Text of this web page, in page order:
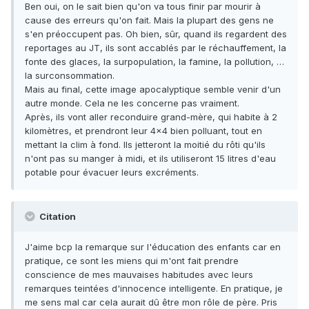
Ben oui, on le sait bien qu'on va tous finir par mourir à
cause des erreurs qu'on fait. Mais la plupart des gens ne
s'en préoccupent pas. Oh bien, sûr, quand ils regardent des
reportages au JT, ils sont accablés par le réchauffement, la
fonte des glaces, la surpopulation, la famine, la pollution, …
la surconsommation.
Mais au final, cette image apocalyptique semble venir d'un
autre monde. Cela ne les concerne pas vraiment.
Après, ils vont aller reconduire grand-mère, qui habite à 2
kilomètres, et prendront leur 4x4 bien polluant, tout en
mettant la clim à fond. Ils jetteront la moitié du rôti qu'ils
n'ont pas su manger à midi, et ils utiliseront 15 litres d'eau
potable pour évacuer leurs excréments.
Citation
J'aime bcp la remarque sur l'éducation des enfants car en
pratique, ce sont les miens qui m'ont fait prendre
conscience de mes mauvaises habitudes avec leurs
remarques teintées d'innocence intelligente. En pratique, je
me sens mal car cela aurait dû être mon rôle de père. Pris